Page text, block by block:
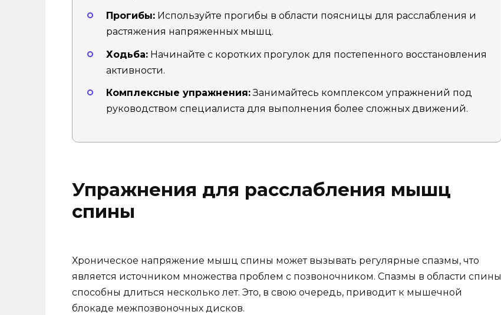
Прогибы: Используйте прогибы в области поясницы для расслабления и
растяжения напряженных мышц.
Ходьба: Начинайте с коротких прогулок для постепенного восстановления
активности.
Комплексные упражнения:Занимайтесь комплексом упражнений под
руководством специалиста для выполнения более сложных движений.
Упражнения для расслабления мышц
спины
Хроническое напряжение мышц спины может вызывать регулярные спазмы, что
является источником множества проблем с позвоночником. Спазмы в области спины
способны длиться несколько лет. Это, в свою очередь, приводит к мышечной
блокаде межпозвоночных дисков.